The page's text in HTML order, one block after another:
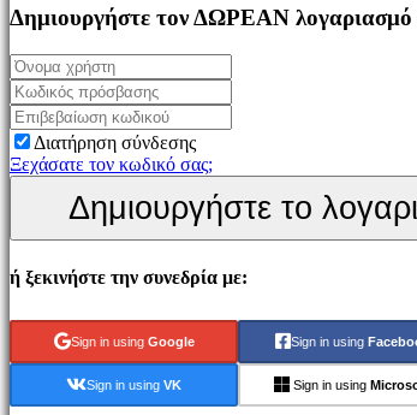
Σκοποβολής
Racing
games
Casual
games
Indie
games
Simulation
Puzzle
games
games
Παρουσιάσεις
Κοινότητα
Δημιουργήστε τον ΔΩΡΕΑΝ λογαριασμό
Διατήρηση σύνδεσης
Ξεχάσατε τον κωδικό σας;
Δημιουργήστε το
ή ξεκινήστε την συνεδρία με:
Sign in using Google Sign in using
Sign in using VK Sign in using